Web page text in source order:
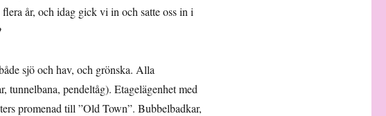
år, och idag gick vi in och satte oss in i
sjö och hav, och grönska. Alla
tunnelbana, pendeltåg). Etagelägenhet med
promenad till ”Old Town”. Bubbelbadkar,